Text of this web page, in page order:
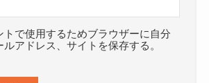
トで使用するためブラウザーに自分
アドレス、サイトを保存する。